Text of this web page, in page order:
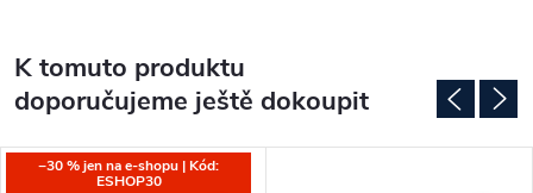
K tomuto produktu
doporučujeme ještě dokoupit
−30 % jen na e-shopu | Kód:
ESHOP30